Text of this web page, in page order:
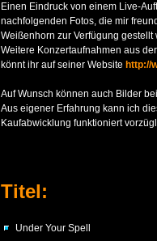
Einen Eindruck von einem Live-
nachfolgenden Fotos, die mir
Weißenhorn zur Verfügung gestellt
Weitere Konzertaufnahmen aus
könnt ihr auf seiner Website http://
Auf Wunsch können auch Bilder
Aus eigener Erfahrung kann ich
Kaufabwicklung funktioniert
Titel:
Under Your Spell